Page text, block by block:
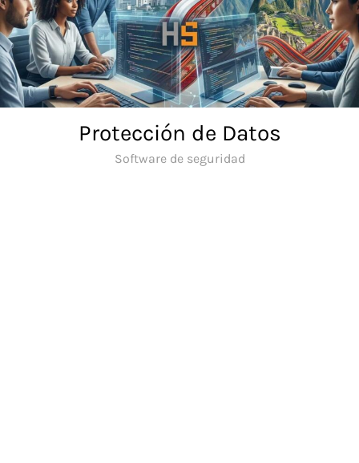
Skip
to
content
Protección de Datos
Software de seguridad